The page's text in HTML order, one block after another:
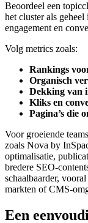
Beoordeel een
het cluster als
engagement en
Volg metrics zoals:
Rankings
Organisch
Dekking van
Kliks en
Pagina’s die
Voor groeiende
zoals Nova by
optimalisatie,
bredere SEO-
schaalbaarder,
markten of CMS-
Een